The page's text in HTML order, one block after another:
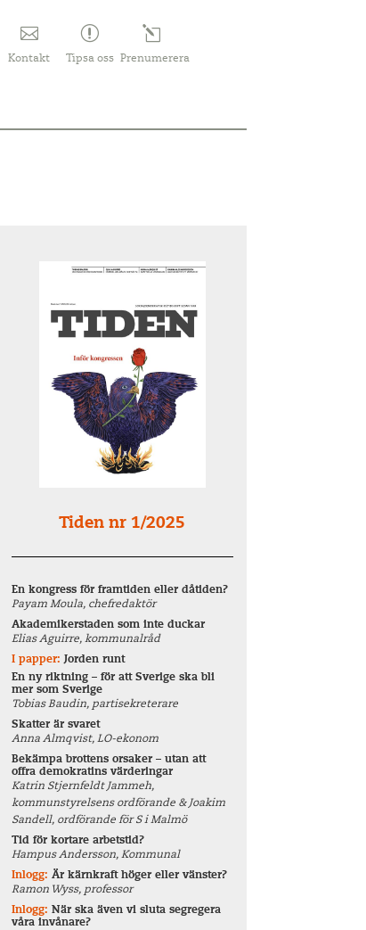
Kontakt Tipsa oss Prenumerera
Tiden nr 1/2025
En kongress för framtiden eller dåtiden?
Payam Moula, chefredaktör
Akademikerstaden som inte duckar
Elias Aguirre, kommunalråd
I papper:Jorden runt
En ny riktning – för att Sverige ska bli
mer som Sverige
Tobias Baudin, partisekreterare
Skatter är svaret
Anna Almqvist, LO-ekonom
Bekämpa brottens orsaker – utan att
offra demokratins värderingar
Katrin Stjernfeldt Jammeh,
kommunstyrelsens ordförande & Joakim
Sandell, ordförande för S i Malmö
Tid för kortare arbetstid?
Hampus Andersson, Kommunal
Inlogg:Är kärnkraft höger eller vänster?
Ramon Wyss, professor
Inlogg:När ska även vi sluta segregera
våra invånare?